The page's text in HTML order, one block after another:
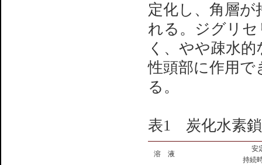
定化し、角層
れる。ジグリ
く、やや疎水
性頭部に作用で
る。
表1 炭化水素鎖
溶 液
安
持続